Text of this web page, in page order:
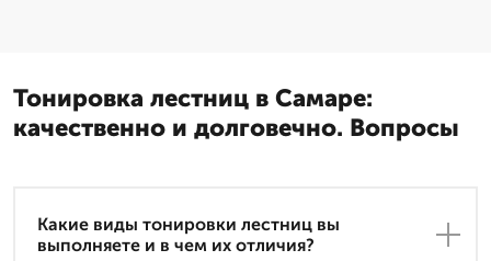
Тонировка лестниц в Самаре:
качественно и долговечно. Вопросы
Какие виды тонировки лестниц вы
выполняете и в чем их отличия?